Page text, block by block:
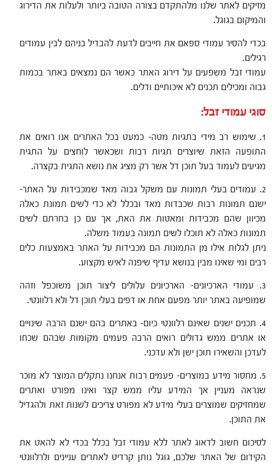
מזיקים לאתר שלנו מלהתקדם בצורה הטובה ביותר ולעלות את הדירוג
והמיקום בגוגל.
בכדי להסיר עמודי ספאם את חייבים לדעת להבדיל בניהם לבין עמודים
רגילים.
עמודי זבל משפעים על דירוג האתר כאשר הם נמצאים באתר בכמות
גבוה ומכילים תכנים לא איכותיים ודלים.
סוגי עמודי זבל:
1. שימוש רב מידי בתגיות מטה- כמעט בכל האתרים אנו רואים את
התופעה הזאת שיוצרים תגיות רבות ושכאשר לוחצים על התגית
מגיעים לעמוד בעל תוכן דל אשר רק מציג את נושא התגית בקצרה.
2. עמודים בעלי תמונות עם משקל גבוה מאד שמכבידות על האתר-
ישנם תמונות רבות שכבדות מאד ובכלל לא כדי לשים תמונת כאלה
מכיוון שהם מכבידות ומאטות את האת, אך עם כן בחרתם לשים
תמונות כאלה לא תוכלו לשים תמונה בעמוד משלה.
ניתן לגלות אילו מן התמונות הם מכבידות על האתר באמצעות כלים
רבים ומי שאינו מבין בנושא עדיף שיפנה לאיש מקצוע.
3. עמודי הארכיונים- הארכיונים עלולים ליצור תוכן משוכפל וזהה
שמופיעה באתר יותר מפעם אחת או דפים בעלי תוכן דל ולא רלוונטי.
4. תכנים ישנים שאינם רלוונטי כיום- באתרים בהם ישנם הרבה שינויים
או אתרים ממש גדולים רואים הרבה פעמים מקומות שבהם שכחו
לעדכן והשאירו תוכן ישן ולא עדכני.
5. מחסור מידע במוצרים- פעמים רבות אנחנו נתקלים המוצר לא מוכר
שנראה מעניין אך המידע עליו ממש קצר ואינו מפורט ואתרים
שמחזיקים שמוצרים בעלי מידע לא מפורט צריכים לשנות זאת ולהגדיל
את התוכן.
לסיכום חשוב לדאוג לאתר ללא עמודי זבל בכלל בכדי לא להאט את
הקידום של האתר שלכם, גוגל נותן קרדיט לאתרים עניינים ולרלוונטי